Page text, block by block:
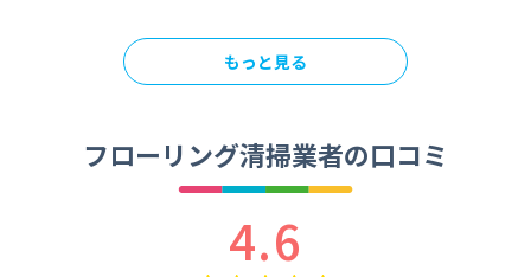
もっと見る
フローリング清掃業者の口コミ
4.6